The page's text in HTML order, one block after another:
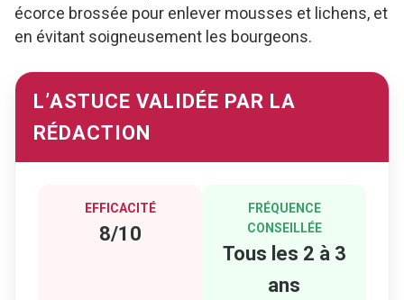
écorce brossée pour enlever mousses et lichens, et
en évitant soigneusement les bourgeons.
L’ASTUCE VALIDÉE PAR LA
RÉDACTION
EFFICACITÉ
8/10
FRÉQUENCE
CONSEILLÉE
Tous les 2 à 3
ans